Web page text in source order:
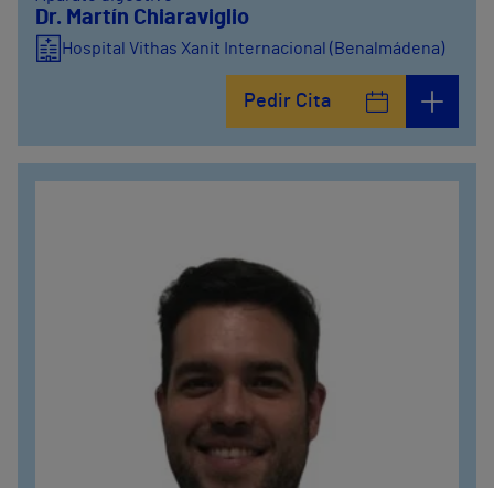
Dr. Martín Chiaraviglio
Hospital Vithas Xanit Internacional (Benalmádena)
Pedir Cita